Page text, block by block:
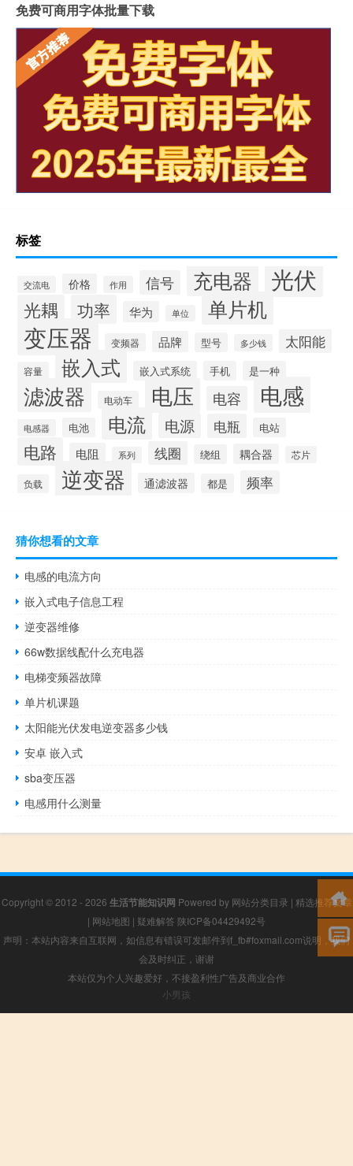
免费可商用字体批量下载
标签
交流电 价格 作用 信号 充电器 光伏
光耦 功率 华为 单位 单片机
变压器 变频器 品牌 型号 多少钱 太阳能
容量 嵌入式 嵌入式系统 手机 是一种
滤波器 电动车 电压 电容 电感
电感器 电池 电流 电源 电瓶 电站
电路 电阻 系列 线圈 绕组 耦合器 芯片
负载 逆变器 通滤波器 都是 频率
猜你想看的文章
电感的电流方向
嵌入式电子信息工程
逆变器维修
66w数据线配什么充电器
电梯变频器故障
单片机课题
太阳能光伏发电逆变器多少钱
安卓 嵌入式
sba变压器
电感用什么测量
Copyright © 2012 - 2026 生活节能知识网 Powered by 网站分类目录 | 精选推荐文章
| 网站地图 | 疑难解答 陕ICP备04429492号
声明：本站内容来自互联网，如信息有错误可发邮件到f_fb#foxmail.com说明，我们
会及时纠正，谢谢
本站仅为个人兴趣爱好，不接盈利性广告及商业合作
小男孩